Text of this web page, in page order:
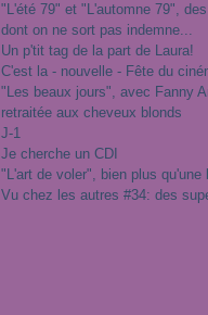
"L'été 79" et "L'automne 79",
dont on ne sort pas indemne...
Un p'tit tag de la part de Laura!
C'est la - nouvelle - Fête du
"Les beaux jours", avec Fanny
retraitée aux cheveux blonds
J-1
Je cherche un CDI
"L'art de voler", bien plus qu'une
Vu chez les autres #34: des